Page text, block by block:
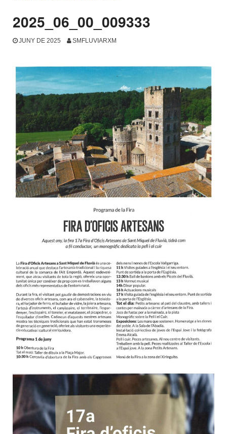
2025_06_00_009333
JUNY DE 2025 SMFLUVIARXM